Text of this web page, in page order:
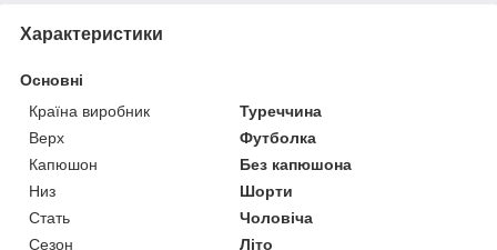
Характеристики
Основні
Країна виробник
Туреччина
Верх
Футболка
Капюшон
Без капюшона
Низ
Шорти
Стать
Чоловіча
Сезон
Літо